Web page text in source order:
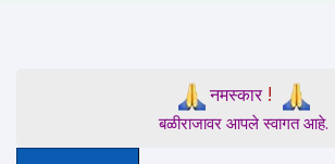
नमस्कार!
बळीराजावर आपले स्वागत आहे.